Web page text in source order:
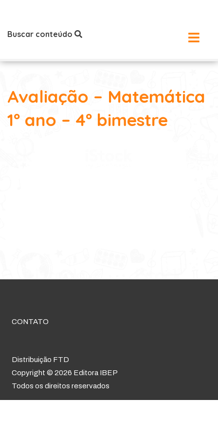
Buscar conteúdo
Avaliação – Matemática
1º ano – 4º bimestre
CONTATO
Distribuição FTD
Copyright © 2026 Editora IBEP
Todos os direitos reservados